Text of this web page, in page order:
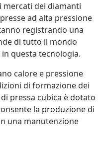
mercati dei diamanti
ad alta pressione
registrando una
di tutto il mondo
questa tecnologia.
calore e pressione
di formazione dei
pressa cubica è dotato
la produzione di
una manutenzione